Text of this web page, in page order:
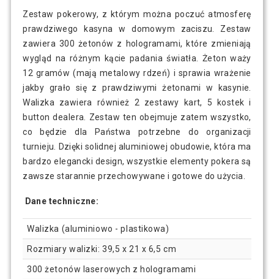
Zestaw pokerowy, z którym można poczuć atmosferę
prawdziwego kasyna w domowym zaciszu. Zestaw
zawiera 300 żetonów z hologramami, które zmieniają
wygląd na różnym kącie padania światła. Żeton waży
12 gramów (mają metalowy rdzeń) i sprawia wrażenie
jakby grało się z prawdziwymi żetonami w kasynie.
Walizka zawiera również 2 zestawy kart, 5 kostek i
button dealera. Zestaw ten obejmuje zatem wszystko,
co będzie dla Państwa potrzebne do organizacji
turnieju. Dzięki solidnej aluminiowej obudowie, która ma
bardzo elegancki design, wszystkie elementy pokera są
zawsze starannie przechowywane i gotowe do użycia.
Dane techniczne:
Walizka (aluminiowo - plastikowa)
Rozmiary walizki: 39,5 x 21 x 6,5 cm
300 żetonów laserowych z hologramami